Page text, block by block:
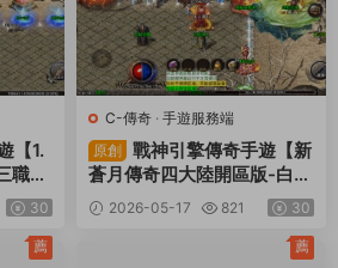
【1.
職
一
+G
設教
30
C-傳奇 · 手遊服務端
原創
戰神引擎傳奇手遊【新
蒼月傳奇四大陸開區版-白豬
7.1免授權】Win一鍵服務端
+安卓蘋果雙端+GM授權後
2026-05-17 821 30
薦 薦